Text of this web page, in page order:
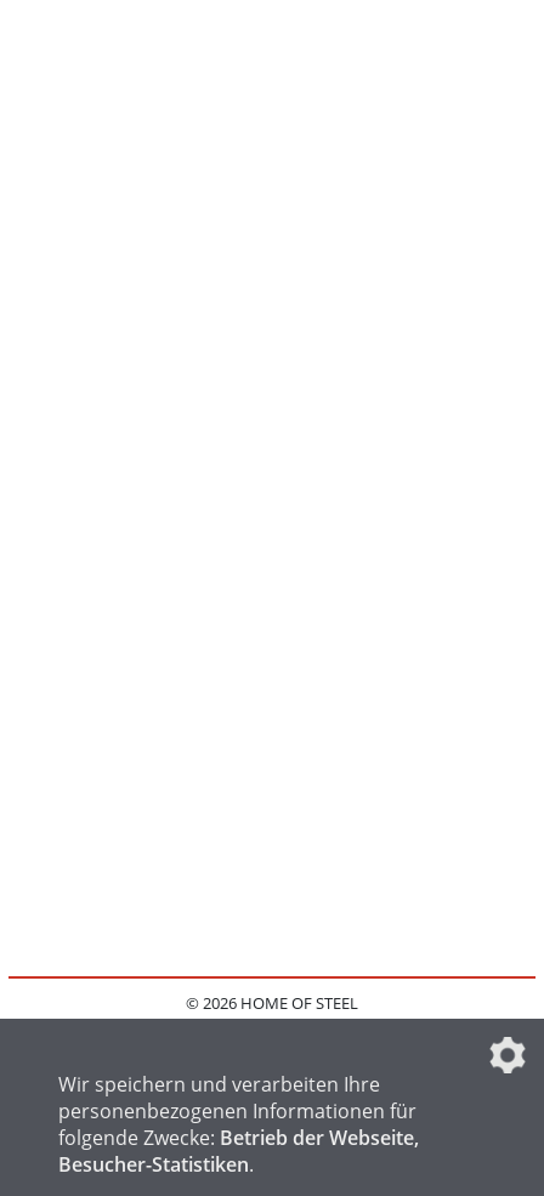
© 2026 HOME OF STEEL
IMPRESSUM
FAQ
DATENSCHUTZEINSTELLUNGEN
Wir speichern und verarbeiten Ihre
personenbezogenen Informationen für
folgende Zwecke: Betrieb der Webseite,
Besucher-Statistiken.